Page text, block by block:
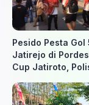
Pesido Pesta Gol
Jatirejo di
Cup Jatiroto,